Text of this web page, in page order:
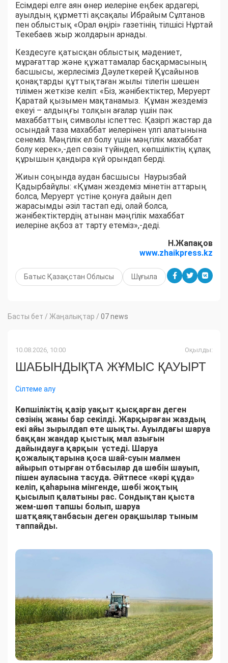
Есімдері елге аян өнер иелеріне еңбек ардагері,
ауылдың құрметті ақсақалы Ибрайым Сұлтанов
пен облыстық «Орал өңірі» газетінің тілшісі Нұртай
Текебаев жыр жолдарын арнады.
Кездесуге қатысқан облыстық мәдениет,
мұрағаттар және құжаттамалар басқармасының
басшысы, жерлесіміз Дәулеткерей Құсайынов
қонақтарды құттықтаған жылы тілегін шешен
тілімен жеткізе келіп: «Біз, жәнібектіктер, Меруерт
Қаратай қызымен мақтанамыз. Құман жездеміз
екеуі – алдыңғы толқын ағалар үшін пәк
махаббаттың символы іспеттес. Қазіргі жастар да
осындай таза махаббат иелерінен үлгі алатынына
сенеміз. Мәңгілік ел болу үшін мәңгілік махаббат
болу керек»,-деп сөзін түйіндеп, көпшіліктің құлақ
құрышын қандыра күй орындап берді.
Жиын соңында аудан басшысы Наурызбай
Қадырбайұлы: «Құман жездеміз мінетін аттарың
болса, Меруерт үстіне қонуға дайын деп
жарасымды әзіл тастап еді, олай болса,
жәнібектіктердің атынан мәңгілік махаббат
иелеріне ақбоз ат тарту етеміз»,-деді.
Н.Жапақов
www.zhaikpress.kz
Батыс Қазақстан Облысы Шұғыла
Басты бет / Жаңалықтар / 07 news
10.08.2026, 10:00 Оқылды:
ШАБЫНДЫҚТА ЖҰМЫС ҚАУЫРТ
Сілтеме алу
Көпшіліктің қазір уақыт қысқарған деген
сөзінің жаны бар секілді. Жарқыраған жаздың
екі айы зырылдап өте шықты. Ауылдағы шаруа
баққан жандар қыстық мал азығын
дайындауға қарқын үстеді. Шаруа
қожалықтарына қоса шай-суын малмен
айырып отырған отбасылар да шөбін шауып,
пішен ауласына тасуда. Әйтпесе «кәрі құда»
келіп, қаһарына мінгенде, шөбі жоқтың
қысылып қалатыны рас. Сондықтан қыста
жем-шөп тапшы болып, шаруа
шатқаяқтанбасын деген орақшылар тыным
таппайды.